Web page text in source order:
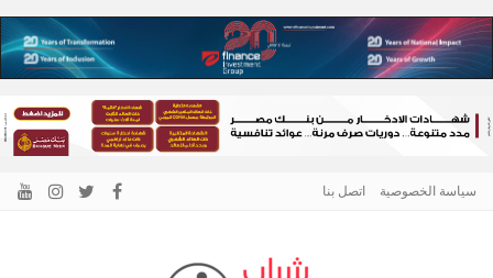
سياسة الخصوصية اتصل بنا